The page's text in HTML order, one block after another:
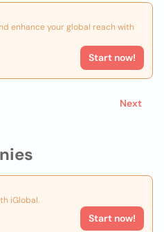
iGlobal.
Start now!
enhance your global reach with
Start now!
Next